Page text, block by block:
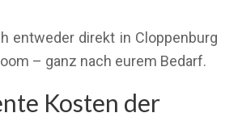
entweder direkt in Cloppenburg
– ganz nach eurem Bedarf.
Kosten der